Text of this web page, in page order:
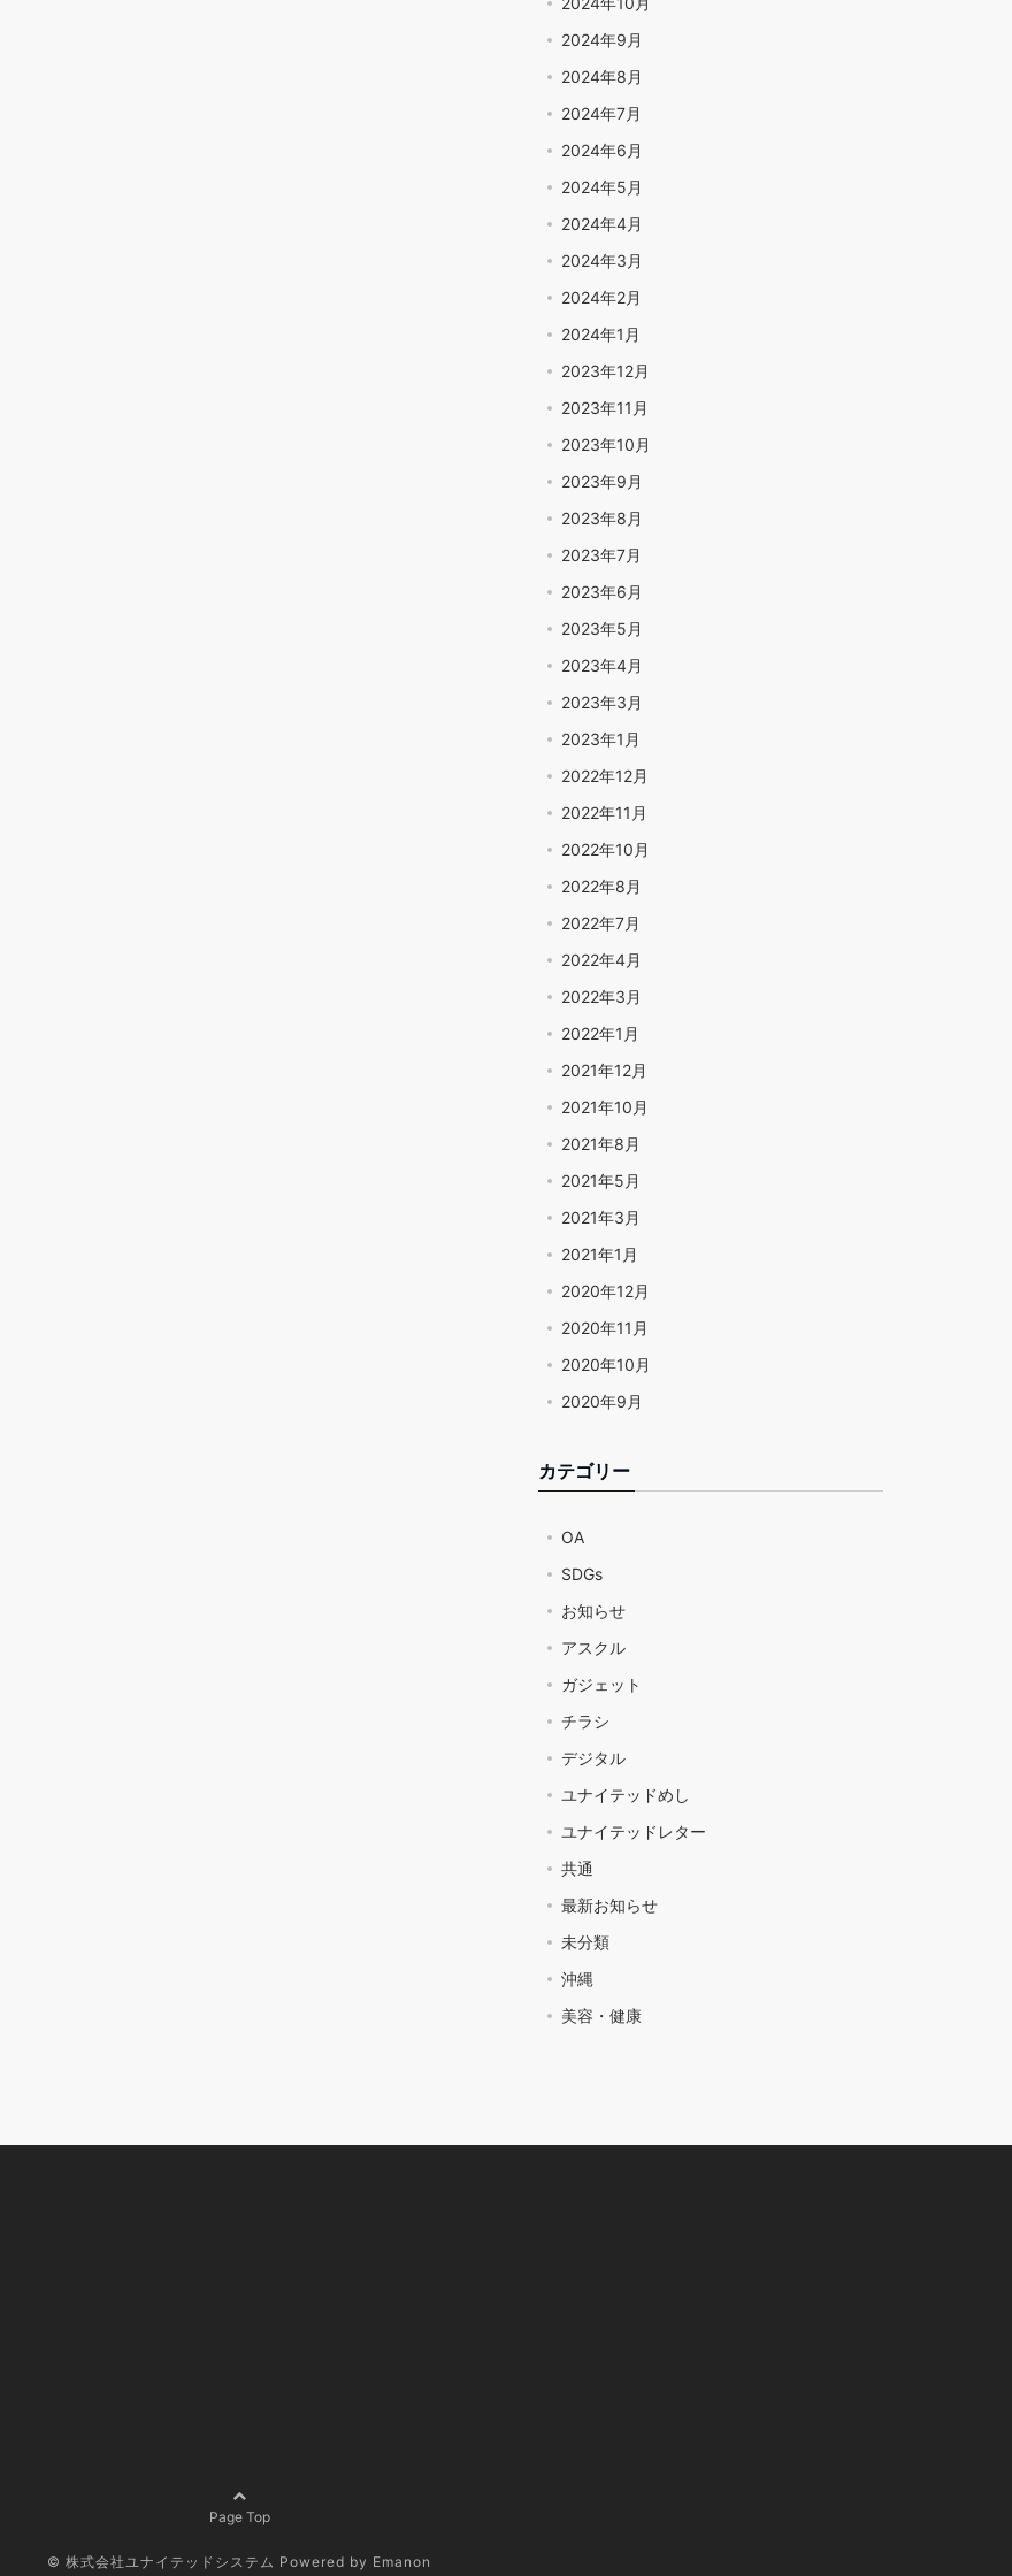
2024年9月
2024年8月
2024年7月
2024年6月
2024年5月
2024年4月
2024年3月
2024年2月
2024年1月
2023年12月
2023年11月
2023年10月
2023年9月
2023年8月
2023年7月
2023年6月
2023年5月
2023年4月
2023年3月
2023年1月
2022年12月
2022年11月
2022年10月
2022年8月
2022年7月
2022年4月
2022年3月
2022年1月
2021年12月
2021年10月
2021年8月
2021年5月
2021年3月
2021年1月
2020年12月
2020年11月
2020年10月
2020年9月
カテゴリー
OA
SDGs
お知らせ
アスクル
ガジェット
チラシ
デジタル
ユナイテッドめし
ユナイテッドレター
共通
最新お知らせ
未分類
沖縄
美容・健康
Page Top
© 株式会社ユナイテッドシステム Powered by Emanon